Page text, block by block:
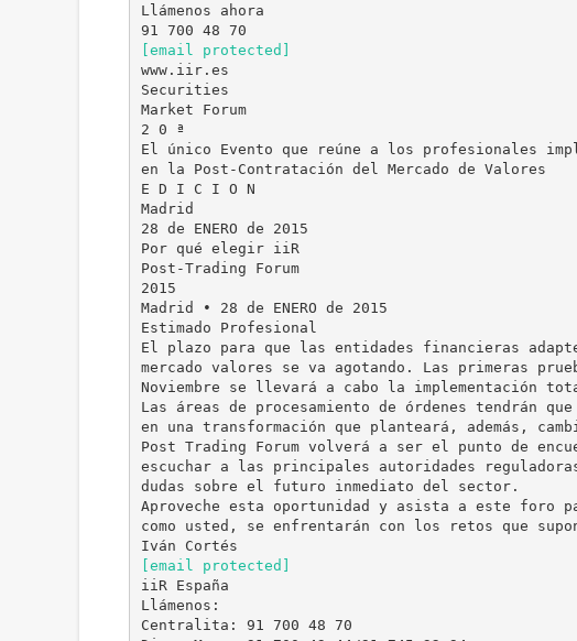
Llámenos ahora
[email protected]
www.iir.es
Securities
Market Forum
2 0 ª
El único Evento que reúne a los profesionales
en la Post-Contratación del Mercado de Valores
E D I C I O N
Madrid
28 de ENERO de 2015
Por qué elegir iiR
Post-Trading Forum
2015
Madrid • 28 de ENERO de 2015
Estimado Profesional
El plazo para que las entidades financieras
mercado valores se va agotando. Las primeras
Noviembre se llevará a cabo la implementación
Las áreas de procesamiento de órdenes tendrán
en una transformación que planteará, además,
Post Trading Forum volverá a ser el punto de
escuchar a las principales autoridades
dudas sobre el futuro inmediato del sector.
Aproveche esta oportunidad y asista a este foro
como usted, se enfrentarán con los retos que
[email protected]
iiR España
Llámenos:
Centralita: 91 700 48 70